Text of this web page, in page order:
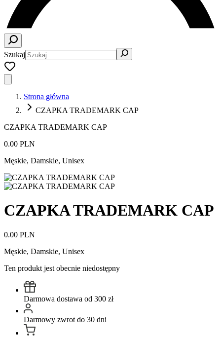
Szukaj
Strona główna
CZAPKA TRADEMARK CAP
CZAPKA TRADEMARK CAP
0.00 PLN
Męskie, Damskie, Unisex
CZAPKA TRADEMARK CAP
0.00 PLN
Męskie, Damskie, Unisex
Ten produkt jest obecnie niedostępny
Darmowa dostawa od 300 zł
Darmowy zwrot do 30 dni